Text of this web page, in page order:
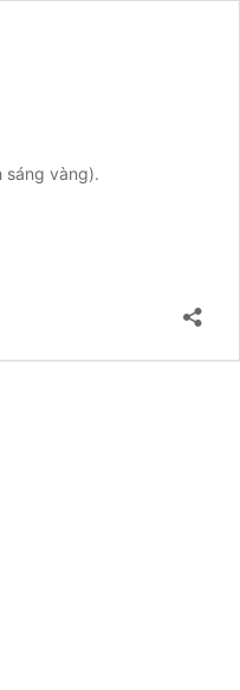
sáng vàng).